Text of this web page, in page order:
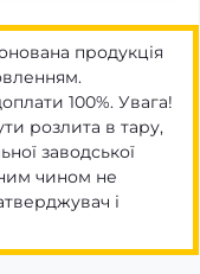
продукція
100%. Увага!
розлита в тару,
заводської
чином не
і